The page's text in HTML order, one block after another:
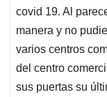
covid 19. Al
manera y no
varios centros
del centro
sus puertas su